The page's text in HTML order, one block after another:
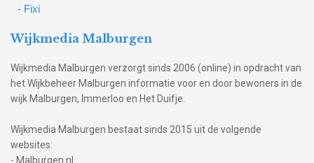
- Fixi
Wijkmedia Malburgen
Wijkmedia Malburgen verzorgt sinds 2006 (online) in opdracht van
het Wijkbeheer Malburgen informatie voor en door bewoners in de
wijk Malburgen, Immerloo en Het Duifje.
Wijkmedia Malburgen bestaat sinds 2015 uit de volgende
websites:
- Malburgen.nl